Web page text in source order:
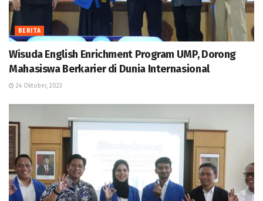
BERITA
Wisuda English Enrichment Program UMP, Dorong
Mahasiswa Berkarier di Dunia Internasional
24 Oktober, 2023